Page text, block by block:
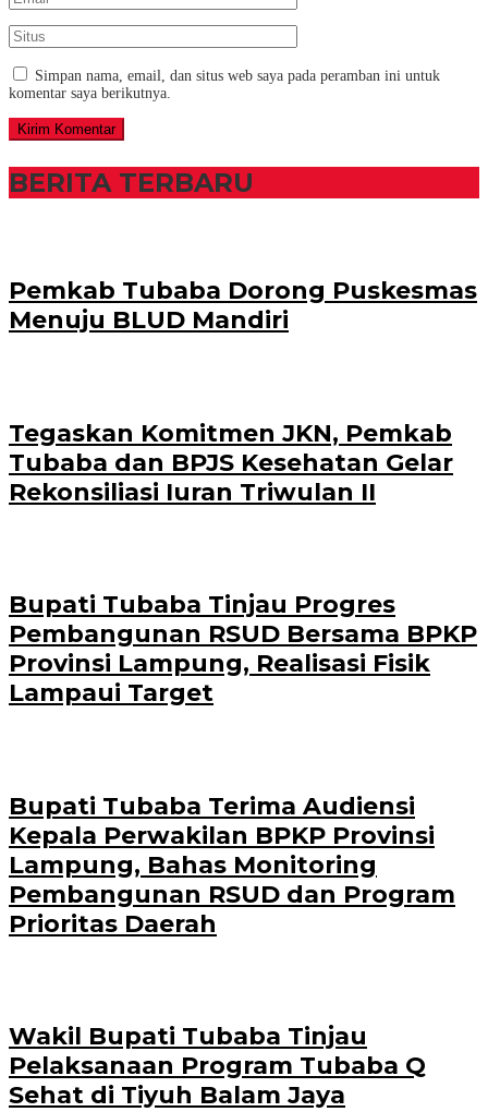
Simpan nama, email, dan situs web saya pada peramban ini untuk
komentar saya berikutnya.
BERITA TERBARU
Pemkab Tubaba Dorong Puskesmas
Menuju BLUD Mandiri
Tegaskan Komitmen JKN, Pemkab
Tubaba dan BPJS Kesehatan Gelar
Rekonsiliasi Iuran Triwulan II
Bupati Tubaba Tinjau Progres
Pembangunan RSUD Bersama BPKP
Provinsi Lampung, Realisasi Fisik
Lampaui Target
Bupati Tubaba Terima Audiensi
Kepala Perwakilan BPKP Provinsi
Lampung, Bahas Monitoring
Pembangunan RSUD dan Program
Prioritas Daerah
Wakil Bupati Tubaba Tinjau
Pelaksanaan Program Tubaba Q
Sehat di Tiyuh Balam Jaya